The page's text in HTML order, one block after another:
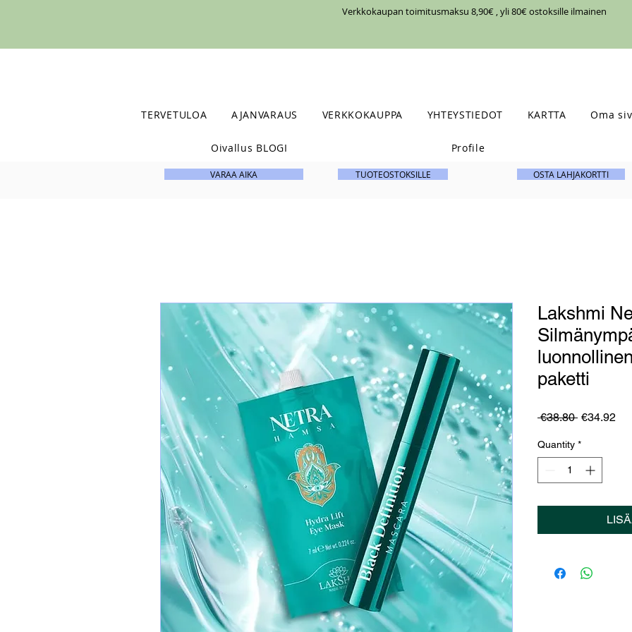
Verkkokaupan toimitusmaksu 8,90€ , yli 80€ ostoksille ilmainen
TERVETULOA AJANVARAUS VERKKOKAUPPA YHTEYSTIEDOT KARTTA Oma
Oivallus BLOGI Profile
VARAA AIKA TUOTEOSTOKSILLE OSTA LAHJAKORTTI
Lakshmi
paketti
€38.80 Regular
€34.92
Quantity *